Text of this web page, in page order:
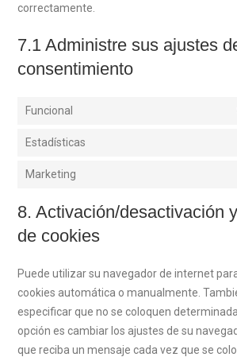
correctamente.
7.1 Administre sus ajustes
consentimiento
Funcional
Estadísticas
Marketing
8. Activación/desactivación
de cookies
Puede utilizar su navegador de internet
cookies automática o manualmente.
especificar que no se coloquen
opción es cambiar los ajustes de su
que reciba un mensaje cada vez que se